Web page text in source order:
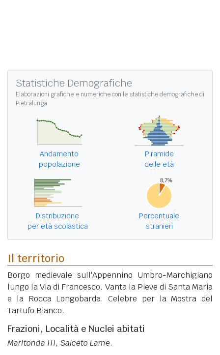
Statistiche Demografiche
Elaborazioni grafiche e numeriche con le statistiche demografiche di
Pietralunga
Andamento
popolazione
Piramide
delle età
Distribuzione
per età scolastica
Percentuale
stranieri
Il territorio
Borgo medievale sull'Appennino Umbro-Marchigiano
lungo la Via di Francesco. Vanta la Pieve di Santa Maria
e la Rocca Longobarda. Celebre per la Mostra del
Tartufo Bianco.
Frazioni, Località e Nuclei abitati
Maritonda III, Salceto Lame.